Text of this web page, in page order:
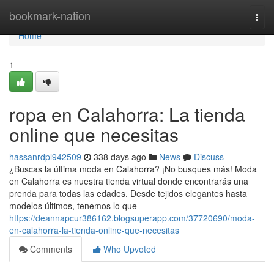
bookmark-nation
Home
Home
1
ropa en Calahorra: La tienda
online que necesitas
hassanrdpl942509 338 days ago News
Discuss
¿Buscas la última moda en Calahorra? ¡No busques más! Moda
en Calahorra es nuestra tienda virtual donde encontrarás una
prenda para todas las edades. Desde tejidos elegantes hasta
modelos últimos, tenemos lo que
https://deannapcur386162.blogsuperapp.com/37720690/moda-
en-calahorra-la-tienda-online-que-necesitas
Comments
Who Upvoted